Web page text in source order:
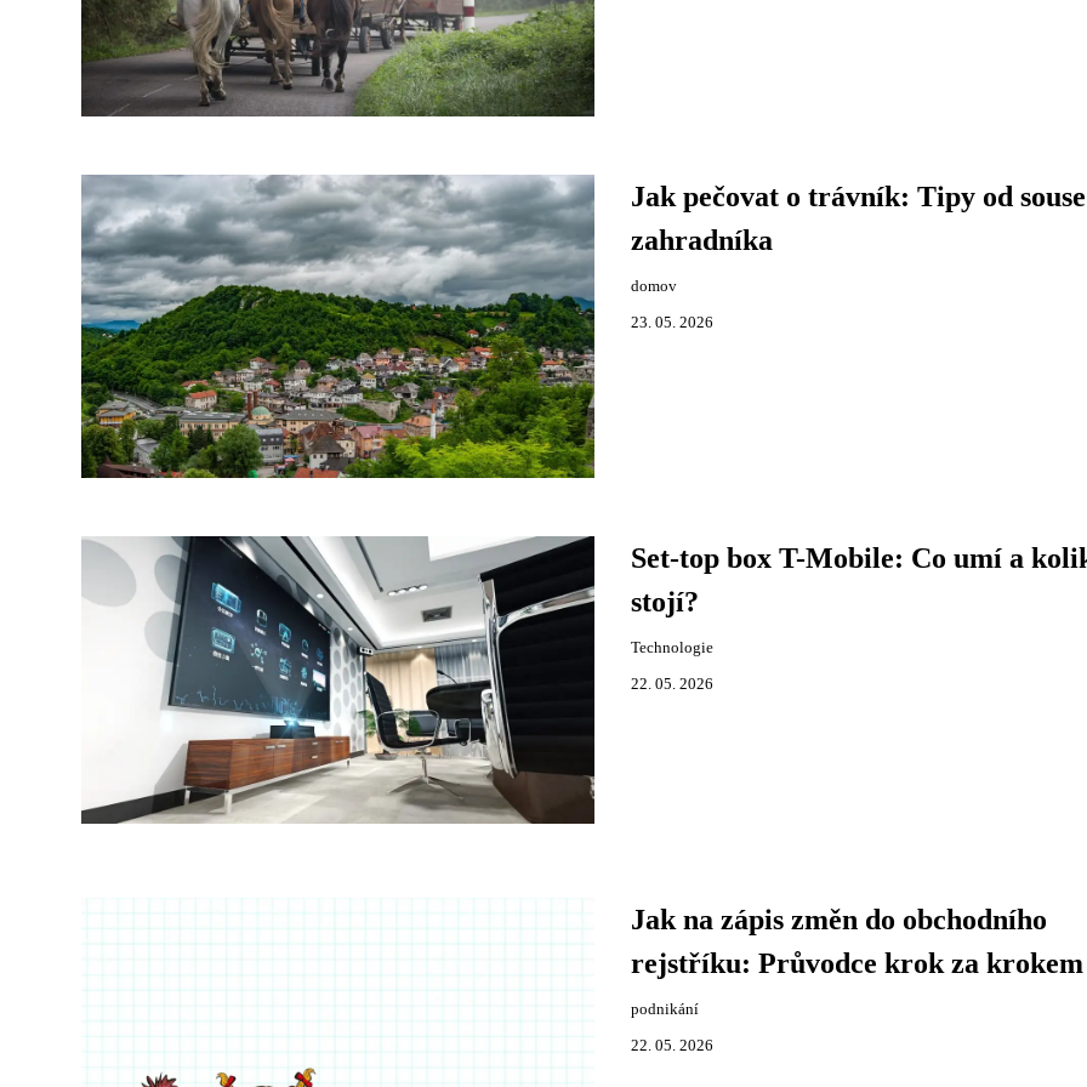
Jak pečovat o trávník: Tipy od
zahradníka
domov
23. 05. 2026
Set-top box T-Mobile: Co umí a
stojí?
Technologie
22. 05. 2026
Jak na zápis změn do obchodního
rejstříku: Průvodce krok za krokem
podnikání
22. 05. 2026